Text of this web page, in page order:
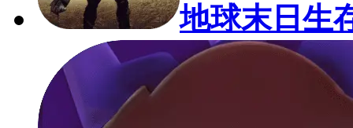
地球末日生